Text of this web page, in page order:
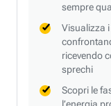
sempre
Visualizza
ricevendo
sprechi
Scopri le
l’energia